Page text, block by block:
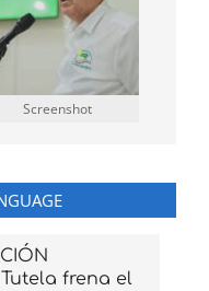
Screenshot
Tutela frena el